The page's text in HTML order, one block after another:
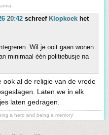
20:42 schreef Klopkoek het
Wil je ooit gaan wonen
minimaal één politiebusje na
ook al de religie van de vrede
Laten we in elk
laten gedragen.
a hero and being a memory´